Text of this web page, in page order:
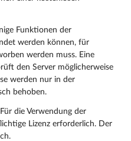
Funktionen der
werden können, für
werden muss. Eine
den Server möglicherweise
werden nur in der
behoben.
die Verwendung der
Lizenz erforderlich. Der